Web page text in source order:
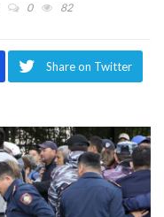
0 82
Share on Twitter